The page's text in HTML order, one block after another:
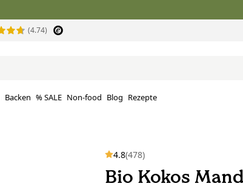
(4.74)
Backen % SALE Non-food Blog Rezepte
4.8(478)
Bio Kokos